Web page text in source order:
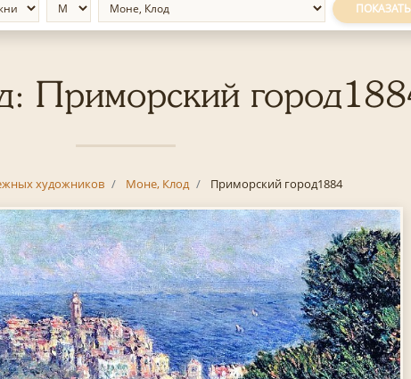
ПОКАЗАТЬ
Приморский
художников Моне, Клод Приморский город1884